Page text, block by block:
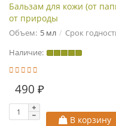
Бальзам для кожи (от
от природы
Объем: 5 мл Срок
Наличие:
490 ₽
В корзину